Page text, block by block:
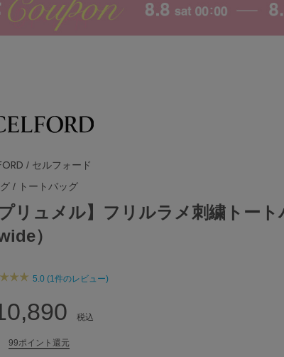
/ セルフォード
/ トートバッグ
プリュメル】フリルラメ刺繍トー
）
5.0 (1件のレビュー)
税込
99ポイント還元